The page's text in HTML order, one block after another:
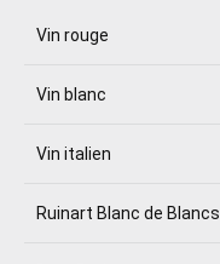
Vin rouge
Vin blanc
Vin italien
Ruinart Blanc de Blancs